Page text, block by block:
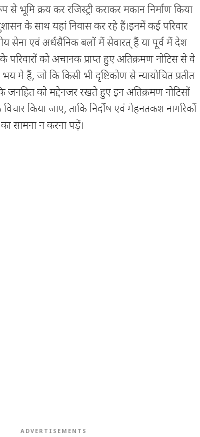
भूमि क्रय कर रजिस्ट्री कराकर मकान निर्माण किया
के साथ यहां निवास कर रहे हैं।इनमें कई परिवार
सेना एवं अर्धसैनिक बलों में सेवारत् हैं या पूर्व में देश
को अचानक प्राप्त हुए अतिक्रमण नोटिस से वे
मे हैं, जो कि किसी भी दृष्टिकोण से न्यायोचित प्रतीत
जनहित को मद्देनजर रखते हुए इन अतिक्रमण नोटिसों
किया जाए, ताकि निर्दोष एवं मेहनतकश नागरिकों
सामना न करना पड़ें।
ADVERTISEMENTS